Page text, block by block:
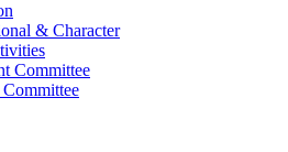
& Character
Committee